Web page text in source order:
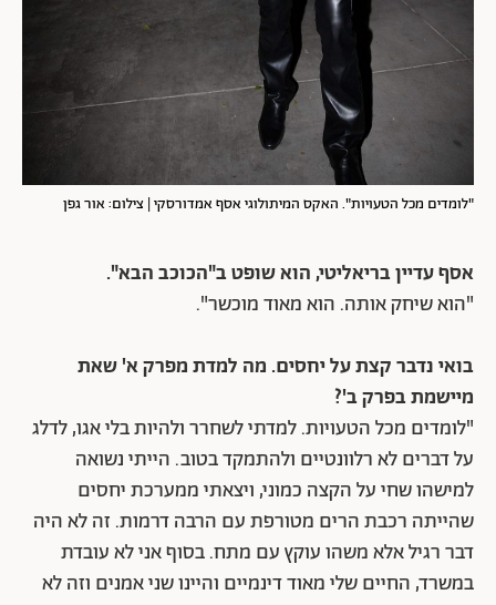
"לומדים מכל הטעויות". האקס המיתולוגי אסף אמדורסקי | צילום: אור גפן
אסף עדיין בריאליטי, הוא שופט ב"הכוכב הבא".
"הוא שיחק אותה. הוא מאוד מוכשר".
בואי נדבר קצת על יחסים. מה למדת מפרק א' שאת
מיישמת בפרק ב'?
"לומדים מכל הטעויות. למדתי לשחרר ולהיות בלי אגו, לדלג
על דברים לא רלוונטיים ולהתמקד בטוב. הייתי נשואה
למישהו שחי על הקצה כמוני, ויצאתי ממערכת יחסים
שהייתה רכבת הרים מטורפת עם הרבה דרמות. זה לא היה
דבר רגיל אלא משהו עוקץ עם מתח. בסוף אני לא עובדת
במשרד, החיים שלי מאוד דינמיים והיינו שני אמנים וזה לא